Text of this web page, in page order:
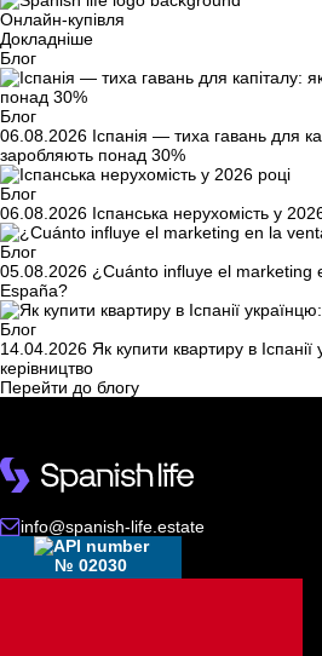
Онлайн-купівля
Докладніше
Блог
Блог
06.08.2026 Іспанія — тиха гавань для
заробляють понад 30%
Блог
06.08.2026 Іспанська нерухомість у
Блог
05.08.2026 ¿Cuánto influye el marketing
España?
Блог
14.04.2026 Як купити квартиру в
керівництво
Перейти до блогу
info@spanish-life.estate
№ 02030